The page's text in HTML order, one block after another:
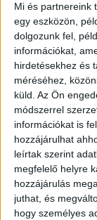
Mi és partnereink
egy eszközön,
dolgozunk fel,
információkat,
hirdetésekhez és
méréséhez,
küld. Az Ön
módszerrel
információkat is
hozzájárulhat
leírtak szerint
megfelelő helyre
hozzájárulás
juthat, és
hogy személyes
hétvégén
heti 20